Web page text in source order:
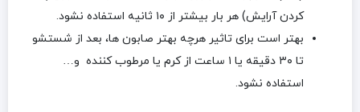
کردن آرایش) هر بار بیشتر از ۱۰ ثانیه استفاده نشود.
بهتر است برای تاثیر هرچه بهتر صابون ها، بعد از شستشو
تا ۳۰ دقیقه یا ۱ ساعت از کرم یا مرطوب کننده و…
استفاده نشود.